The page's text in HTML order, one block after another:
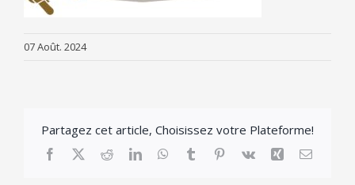
07 Août. 2024
Partagez cet article, Choisissez votre Plateforme!
Facebook
X RedditLinkedInWhatsApp
TumblrPinterest
Vk Xing Email